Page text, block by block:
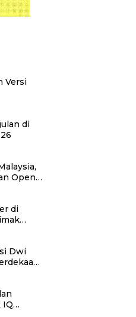
Versi
di
Open
di
Dwi
IQ